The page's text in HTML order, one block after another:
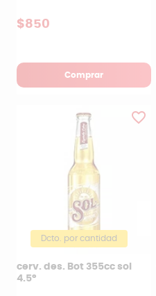
$850
Comprar
favorite_border
Dcto. por cantidad
cerv. des. Bot 355cc sol
4.5°